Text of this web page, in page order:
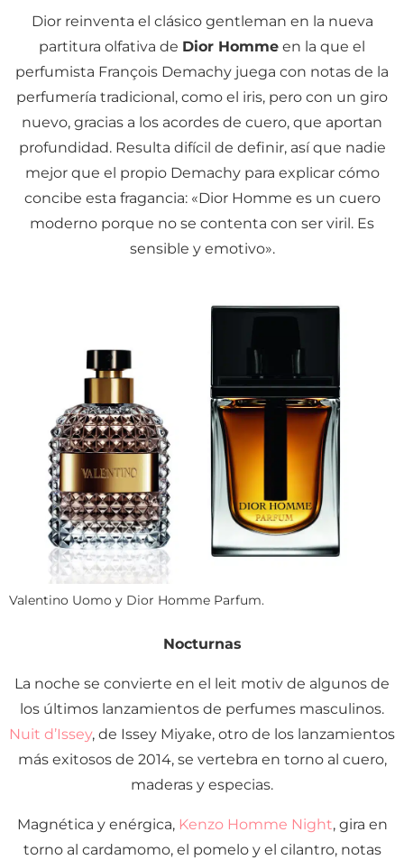
Dior reinventa el clásico gentleman en la nueva
partitura olfativa de Dior Homme en la que el
perfumista François Demachy juega con notas de la
perfumería tradicional, como el iris, pero con un giro
nuevo, gracias a los acordes de cuero, que aportan
profundidad. Resulta difícil de definir, así que nadie
mejor que el propio Demachy para explicar cómo
concibe esta fragancia: «Dior Homme es un cuero
moderno porque no se contenta con ser viril. Es
sensible y emotivo».
Valentino Uomo y Dior Homme Parfum.
Nocturnas
La noche se convierte en el leit motiv de algunos de
los últimos lanzamientos de perfumes masculinos.
Nuit d’Issey, de Issey Miyake, otro de los lanzamientos
más exitosos de 2014, se vertebra en torno al cuero,
maderas y especias.
Magnética y enérgica, Kenzo Homme Night, gira en
torno al cardamomo, el pomelo y el cilantro, notas